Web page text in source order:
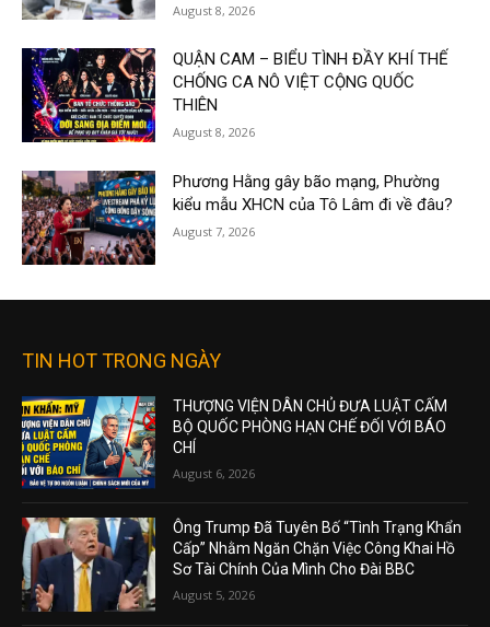
August 8, 2026
QUẬN CAM – BIỂU TÌNH ĐẦY KHÍ THẾ
CHỐNG CA NÔ VIỆT CỘNG QUỐC
THIÊN
August 8, 2026
Phương Hằng gây bão mạng, Phường
kiểu mẫu XHCN của Tô Lâm đi về đâu?
August 7, 2026
TIN HOT TRONG NGÀY
THƯỢNG VIỆN DÂN CHỦ ĐƯA LUẬT CẤM
BỘ QUỐC PHÒNG HẠN CHẾ ĐỐI VỚI BÁO
CHÍ
August 6, 2026
Ông Trump Đã Tuyên Bố “Tình Trạng Khẩn
Cấp” Nhằm Ngăn Chặn Việc Công Khai Hồ
Sơ Tài Chính Của Mình Cho Đài BBC
August 5, 2026